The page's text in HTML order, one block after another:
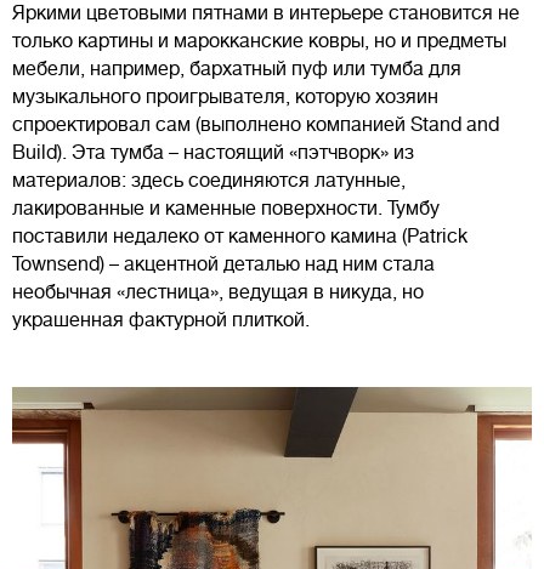
Яркими цветовыми пятнами в интерьере становится не
только картины и марокканские ковры, но и предметы
мебели, например, бархатный пуф или тумба для
музыкального проигрывателя, которую хозяин
спроектировал сам (выполнено компанией Stand and
Build). Эта тумба – настоящий «пэтчворк» из
материалов: здесь соединяются латунные,
лакированные и каменные поверхности. Тумбу
поставили недалеко от каменного камина (Patrick
Townsend) – акцентной деталью над ним стала
необычная «лестница», ведущая в никуда, но
украшенная фактурной плиткой.